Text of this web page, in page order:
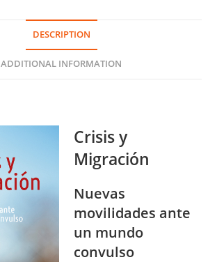
DESCRIPTION
ADDITIONAL INFORMATION
Crisis y
Migración
Nuevas
movilidades ante
un mundo
convulso